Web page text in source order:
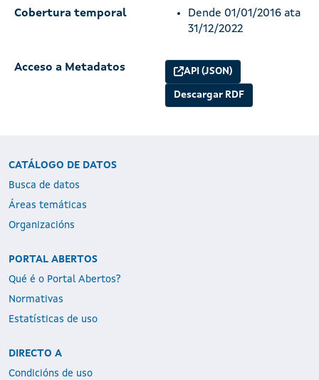
Cobertura temporal
Dende 01/01/2016 ata
31/12/2022
Acceso a Metadatos API (JSON)
Descargar RDF
CATÁLOGO DE DATOS
Busca de datos
Áreas temáticas
Organizacións
PORTAL ABERTOS
Qué é o Portal Abertos?
Normativas
Estatísticas de uso
DIRECTO A
Condicións de uso